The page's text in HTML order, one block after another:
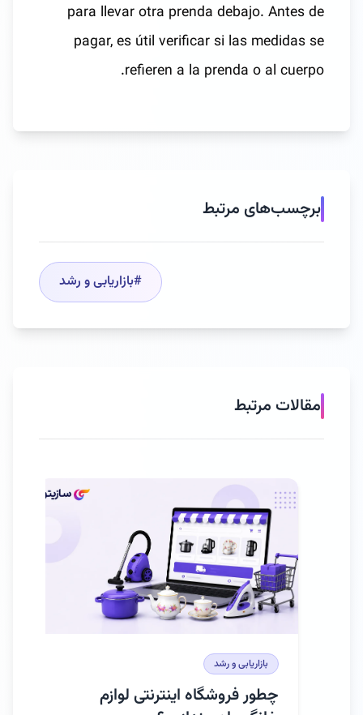
para llevar otra prenda debajo. Antes de
pagar, es útil verificar si las medidas se
refieren a la prenda o al cuerpo.
برچسب‌های مرتبط
#بازاریابی و رشد
مقالات مرتبط
بازاریابی و رشد
چطور فروشگاه اینترنتی لوازم